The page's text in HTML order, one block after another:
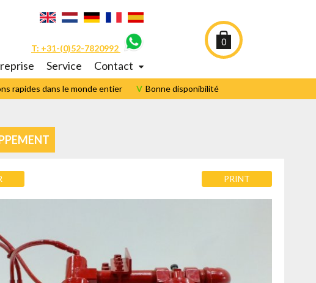
T: +31-(0)52-7820992
Service Contact
0
rapides dans le monde entier Bonne disponibilité
PRINT